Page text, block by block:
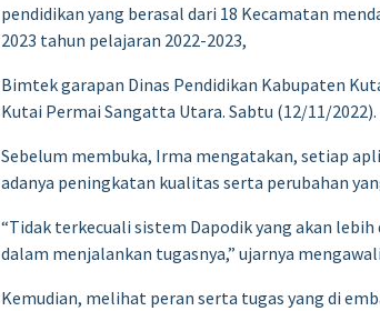
pendidikan yang berasal dari 18 Kecamatan
2023 tahun pelajaran 2022-2023,
Bimtek garapan Dinas Pendidikan Kabupaten
Kutai Permai Sangatta Utara. Sabtu (12/11/2022).
Sebelum membuka, Irma mengatakan, setiap
adanya peningkatan kualitas serta perubahan
“Tidak terkecuali sistem Dapodik yang akan
dalam menjalankan tugasnya,” ujarnya
Kemudian, melihat peran serta tugas yang di